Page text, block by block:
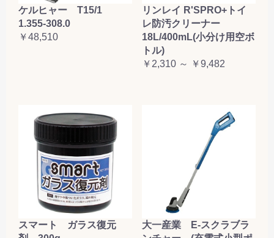
ケルヒャー T15/1
1.355-308.0
￥48,510
リンレイ R'SPRO+トイ
レ防汚クリーナー
18L/400mL(小分け用空ボ
トル)
￥2,310 ～ ￥9,482
スマート ガラス復元
大一産業 E-スクラブラ